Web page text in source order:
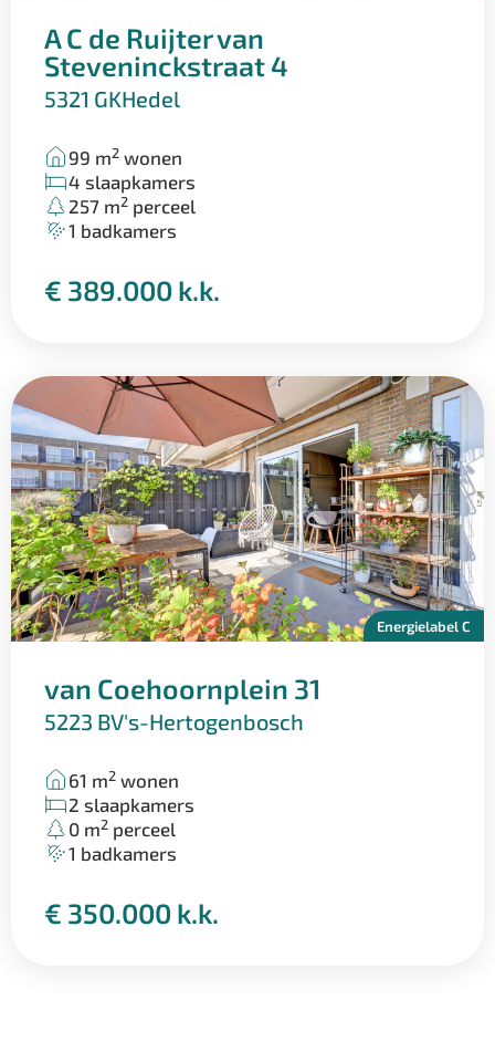
A C de Ruijter van
Steveninckstraat 4
5321 GKHedel
99 m2 wonen
4 slaapkamers
257 m2 perceel
1 badkamers
€ 389.000 k.k.
Energielabel C
van Coehoornplein 31
5223 BV's-Hertogenbosch
61 m2 wonen
2 slaapkamers
0 m2 perceel
1 badkamers
€ 350.000 k.k.